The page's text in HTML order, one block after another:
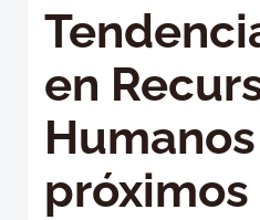
en
próximos